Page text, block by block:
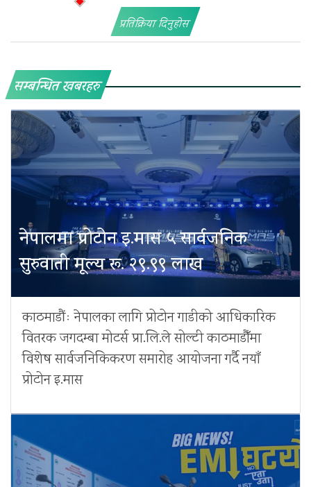
प्रतिक्रिया दिनुहोस
सम्बन्धित खबरहरु
नेपालमा प्रोटोन इ.मास ५ सार्वजनिक
सुरुवाती मूल्य रू. २९.९९ लाख
काठमाडौंः नेपालका लागि प्रोटोन गाडीको आधिकारिक
वितरक जगदम्बा मोटर्स प्रा.लि.ले सोल्टी काठमाडौँमा
विशेष सार्वजनिकिकरण समारोह आयोजना गर्दै नयाँ
प्रोटोन इ.मास